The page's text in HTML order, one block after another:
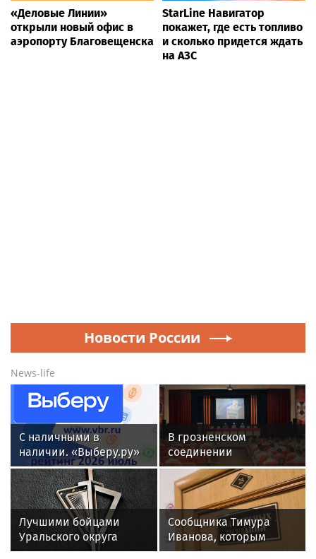
«Деловые Линии»
открыли новый офис в
аэропорту Благовещенска
StarLine Навигатор
покажет, где есть топливо
и сколько придется ждать
на АЗС
Новости России
News-life
С наличными в
наличии. «Выберу.ру»
составил рейтинг
кредитных карт для
снятия денег за июль
2026 года
В грозненском
соединении
Росгвардии прошла
встреча с
представителями
избирательной
комиссии
Лучшими бойцами
Уральского округа
Росгвардии стали
Сообщника Тимура
Иванова, которым
оказался гражданин